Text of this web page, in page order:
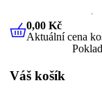
0,00 Kč
0,00 Kč
Aktuální cena
Váš košík